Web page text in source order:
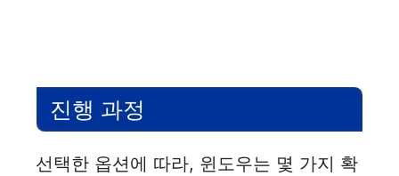
진행 과정
선택한 옵션에 따라, 윈도우는 몇 가지 확